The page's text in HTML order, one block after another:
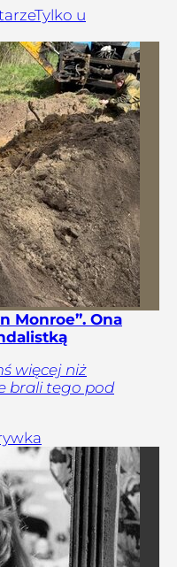
Tylko u
Monroe”. Ona
więcej niż
brali tego pod